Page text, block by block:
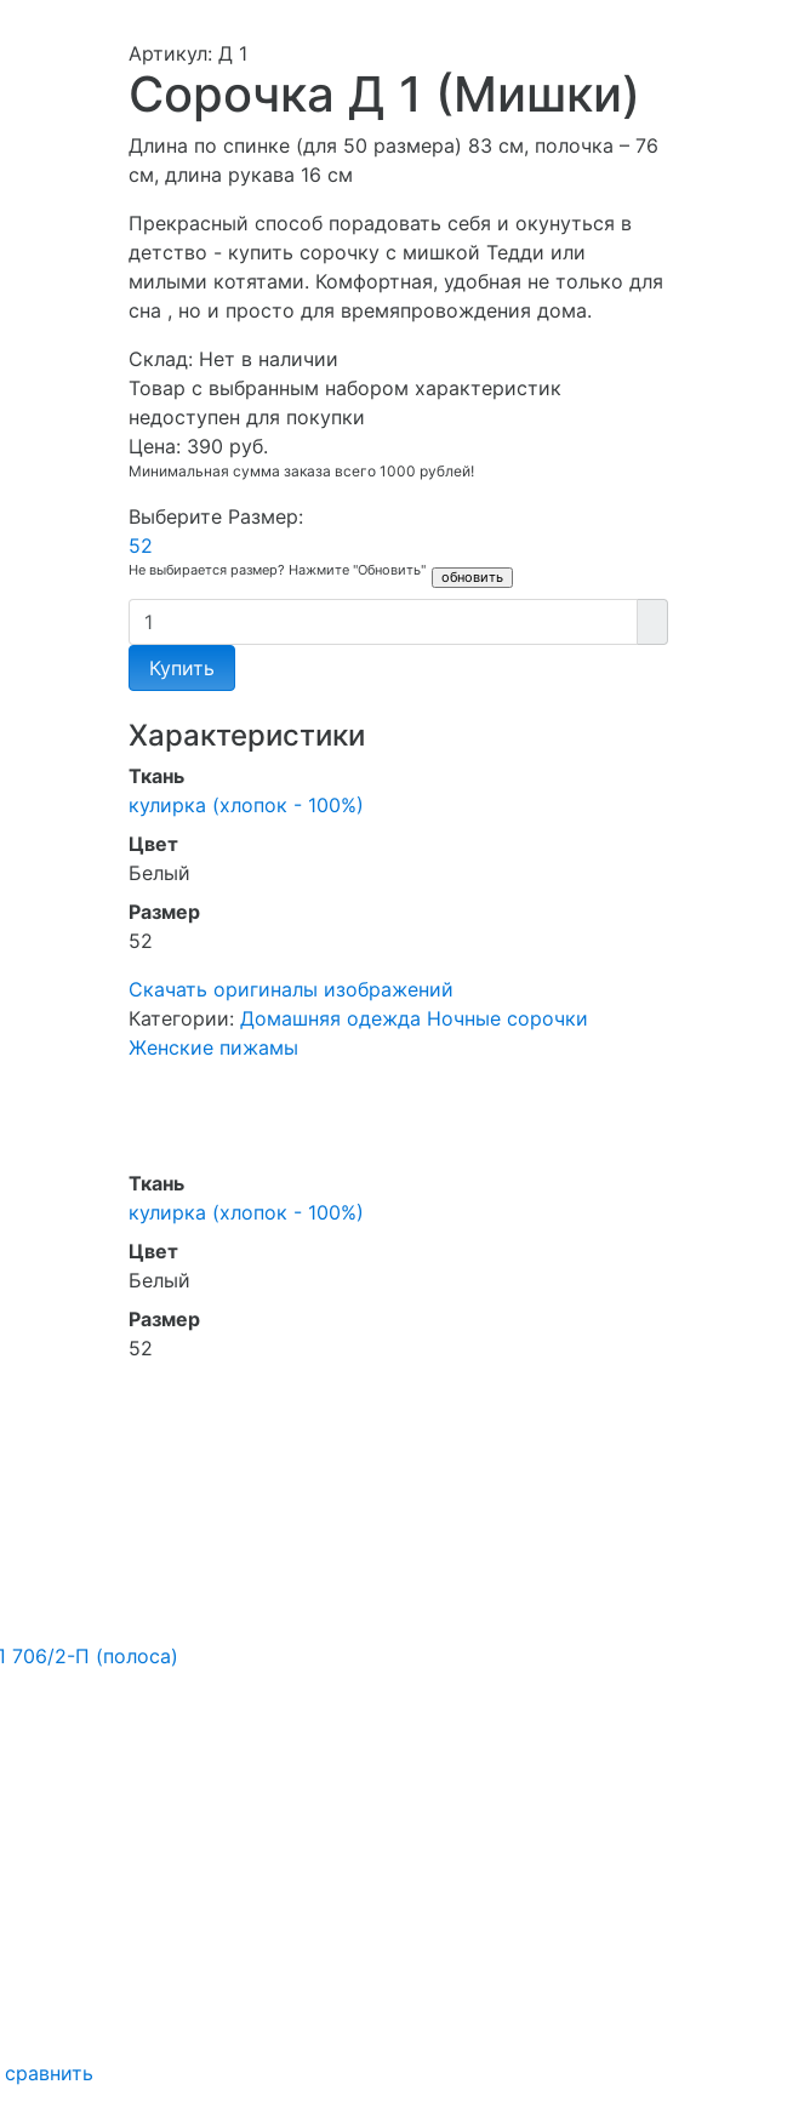
Артикул: Д 1
Сорочка Д 1 (Мишки)
Длина по спинке (для 50 размера) 83 см, полочка – 76
см, длина рукава 16 см
Прекрасный способ порадовать себя и окунуться в
детство - купить сорочку с мишкой Тедди или
милыми котятами. Комфортная, удобная не только для
сна , но и просто для времяпровождения дома.
Cклад: Нет в наличии
Товар с выбранным набором характеристик
недоступен для покупки
Цена: 390 руб.
Минимальная сумма заказа всего 1000 рублей!
Выберите Размер:
52
Не выбирается размер? Нажмите "Обновить"
Купить
Характеристики
Ткань
кулирка (хлопок - 100%)
Цвет
Белый
Размер
52
Скачать оригиналы изображений
Категории: Домашняя одежда Ночные сорочки
Женские пижамы
Ткань
кулирка (хлопок - 100%)
Цвет
Белый
Размер
52
сравнить